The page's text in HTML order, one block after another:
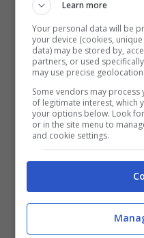
così rapidamente
ora.L’opinione
che probabilmente
svilupperemo un’I
superiore a quella
prospettiva
Learn more
Your personal data will be
your device (cookies,
data) may be stored by,
partners, or used
may use precise
Some vendors may
of legitimate interest, which
your options below. Look
or in the site menu to
and cookie settings.